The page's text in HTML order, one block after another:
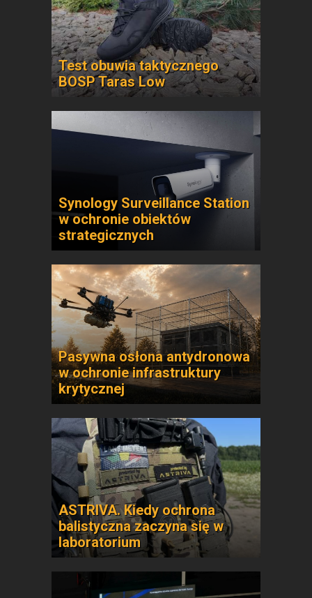
Test obuwia taktycznego
BOSP Taras Low
Synology Surveillance Station
w ochronie obiektów
strategicznych
Pasywna osłona antydronowa
w ochronie infrastruktury
krytycznej
ASTRIVA. Kiedy ochrona
balistyczna zaczyna się w
laboratorium